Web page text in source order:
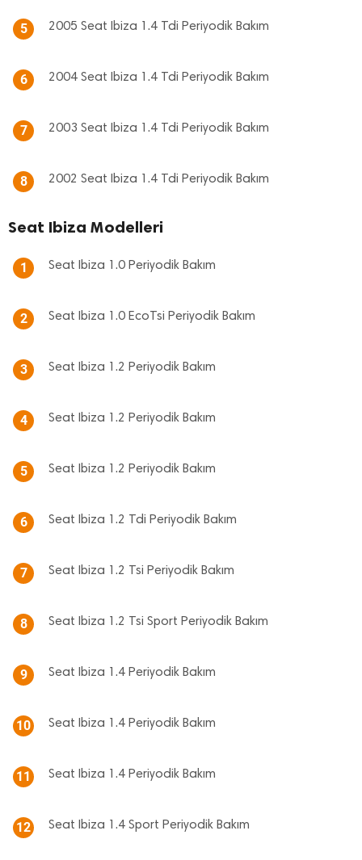
5 2005 Seat Ibiza 1.4 Tdi Periyodik Bakım
6 2004 Seat Ibiza 1.4 Tdi Periyodik Bakım
7 2003 Seat Ibiza 1.4 Tdi Periyodik Bakım
8 2002 Seat Ibiza 1.4 Tdi Periyodik Bakım
Seat Ibiza Modelleri
1 Seat Ibiza 1.0 Periyodik Bakım
2 Seat Ibiza 1.0 EcoTsi Periyodik Bakım
3 Seat Ibiza 1.2 Periyodik Bakım
4 Seat Ibiza 1.2 Periyodik Bakım
5 Seat Ibiza 1.2 Periyodik Bakım
6 Seat Ibiza 1.2 Tdi Periyodik Bakım
7 Seat Ibiza 1.2 Tsi Periyodik Bakım
8 Seat Ibiza 1.2 Tsi Sport Periyodik Bakım
9 Seat Ibiza 1.4 Periyodik Bakım
10 Seat Ibiza 1.4 Periyodik Bakım
11 Seat Ibiza 1.4 Periyodik Bakım
12 Seat Ibiza 1.4 Sport Periyodik Bakım